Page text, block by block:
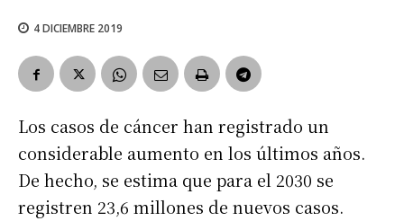
4 DICIEMBRE 2019
Los casos de cáncer han registrado un
considerable aumento en los últimos años.
De hecho, se estima que para el 2030 se
registren 23,6 millones de nuevos casos.